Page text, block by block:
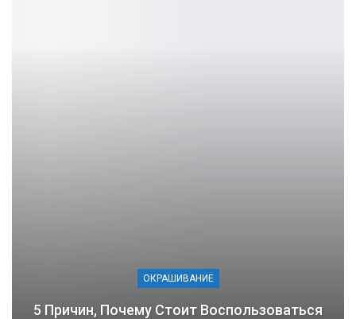
ОКРАШИВАНИЕ
5 Причин, Почему Стоит Воспользоваться